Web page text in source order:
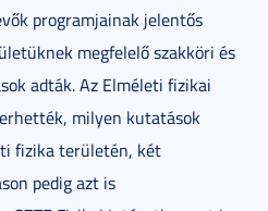
programjainak jelentős
megfelelő szakköri és
adták. Az Elméleti fizikai
milyen kutatások
fizika területén, két
pedig azt is